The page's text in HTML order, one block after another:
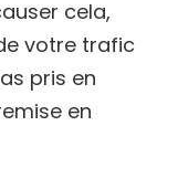
cela,
votre trafic
pris en
en